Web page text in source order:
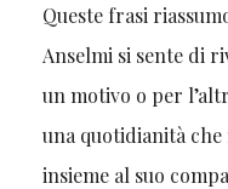
Queste frasi
Anselmi si sente di
un motivo o per
una quotidianità
insieme al suo